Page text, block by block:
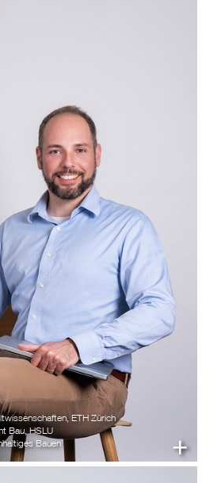
+
ETH Zürich
Bau, HSLU
Bauen